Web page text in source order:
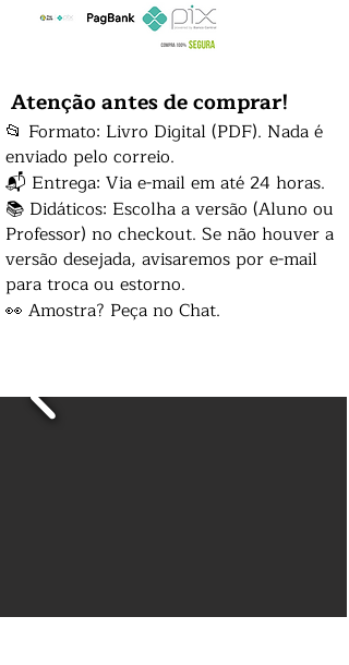
Atenção antes de comprar!
📂 Formato: Livro Digital (PDF). Nada é
enviado pelo correio.
📬 Entrega: Via e-mail em até 24 horas.
📚 Didáticos: Escolha a versão (Aluno ou
Professor) no checkout. Se não houver a
versão desejada, avisaremos por e-mail
para troca ou estorno.
👀 Amostra? Peça no Chat.